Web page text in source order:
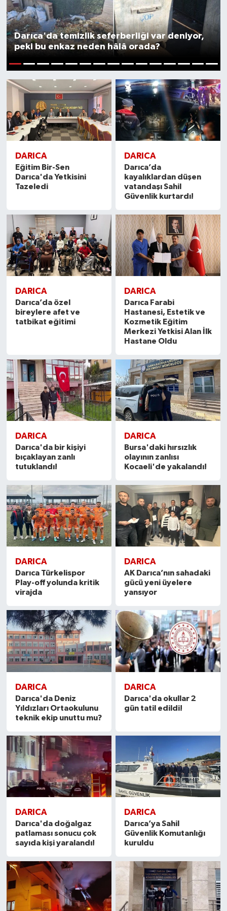
Darıca'da temizlik seferberliği var deniyor,
peki bu enkaz neden hâlâ orada?
DARICA
Eğitim Bir-Sen
Darıca'da Yetkisini
Tazeledi
DARICA
Darıca’da
kayalıklardan düşen
vatandaşı Sahil
Güvenlik kurtardı!
DARICA
Darıca’da özel
bireylere afet ve
tatbikat eğitimi
DARICA
Darıca Farabi
Hastanesi, Estetik ve
Kozmetik Eğitim
Merkezi Yetkisi Alan İlk
Hastane Oldu
DARICA
Darıca'da bir kişiyi
bıçaklayan zanlı
tutuklandı!
DARICA
Bursa'daki hırsızlık
olayının zanlısı
Kocaeli'de yakalandı!
DARICA
Darıca Türkelispor
Play-off yolunda kritik
virajda
DARICA
AK Darıca’nın sahadaki
gücü yeni üyelere
yansıyor
DARICA
Darıca'da Deniz
Yıldızları Ortaokulunu
teknik ekip unuttu mu?
DARICA
Darıca'da okullar 2
gün tatil edildi!
DARICA
Darıca'da doğalgaz
patlaması sonucu çok
sayıda kişi yaralandı!
DARICA
Darıca’ya Sahil
Güvenlik Komutanlığı
kuruldu